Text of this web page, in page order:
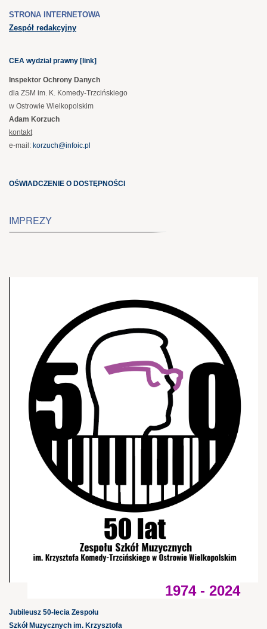
STRONA INTERNETOWA
Zespół redakcyjny
CEA wydział prawny [link]
Inspektor Ochrony Danych
dla ZSM im. K. Komedy-Trzcińskiego
w Ostrowie Wielkopolskim
Adam Korzuch
kontakt
e-mail: korzuch@infoic.pl
OŚWIADCZENIE O DOSTĘPNOŚCI
IMPREZY
1974 - 2024
Jubileusz 50-lecia Zespołu
Szkół Muzycznych im. Krzysztofa